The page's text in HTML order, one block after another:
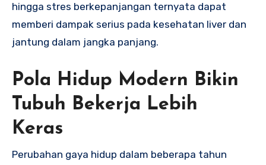
hingga stres berkepanjangan ternyata dapat
memberi dampak serius pada kesehatan liver dan
jantung dalam jangka panjang.
Pola Hidup Modern Bikin
Tubuh Bekerja Lebih
Keras
Perubahan gaya hidup dalam beberapa tahun